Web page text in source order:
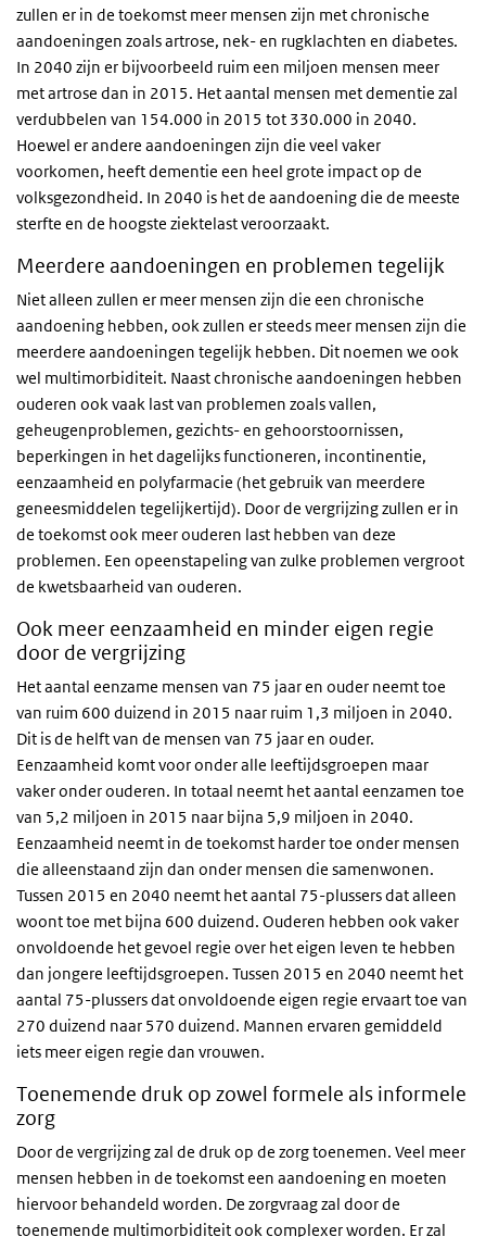
zullen er in de toekomst meer mensen zijn met chronische
aandoeningen zoals artrose, nek- en rugklachten en diabetes.
In 2040 zijn er bijvoorbeeld ruim een miljoen mensen meer
met artrose dan in 2015. Het aantal mensen met dementie zal
verdubbelen van 154.000 in 2015 tot 330.000 in 2040.
Hoewel er andere aandoeningen zijn die veel vaker
voorkomen, heeft dementie een heel grote impact op de
volksgezondheid. In 2040 is het de aandoening die de meeste
sterfte en de hoogste ziektelast veroorzaakt.
Meerdere aandoeningen en problemen tegelijk
Niet alleen zullen er meer mensen zijn die een chronische
aandoening hebben, ook zullen er steeds meer mensen zijn die
meerdere aandoeningen tegelijk hebben. Dit noemen we ook
wel multimorbiditeit. Naast chronische aandoeningen hebben
ouderen ook vaak last van problemen zoals vallen,
geheugenproblemen, gezichts- en gehoorstoornissen,
beperkingen in het dagelijks functioneren, incontinentie,
eenzaamheid en polyfarmacie (het gebruik van meerdere
geneesmiddelen tegelijkertijd). Door de vergrijzing zullen er in
de toekomst ook meer ouderen last hebben van deze
problemen. Een opeenstapeling van zulke problemen vergroot
de kwetsbaarheid van ouderen.
Ook meer eenzaamheid en minder eigen regie
door de vergrijzing
Het aantal eenzame mensen van 75 jaar en ouder neemt toe
van ruim 600 duizend in 2015 naar ruim 1,3 miljoen in 2040.
Dit is de helft van de mensen van 75 jaar en ouder.
Eenzaamheid komt voor onder alle leeftijdsgroepen maar
vaker onder ouderen. In totaal neemt het aantal eenzamen toe
van 5,2 miljoen in 2015 naar bijna 5,9 miljoen in 2040.
Eenzaamheid neemt in de toekomst harder toe onder mensen
die alleenstaand zijn dan onder mensen die samenwonen.
Tussen 2015 en 2040 neemt het aantal 75-plussers dat alleen
woont toe met bijna 600 duizend. Ouderen hebben ook vaker
onvoldoende het gevoel regie over het eigen leven te hebben
dan jongere leeftijdsgroepen. Tussen 2015 en 2040 neemt het
aantal 75-plussers dat onvoldoende eigen regie ervaart toe van
270 duizend naar 570 duizend. Mannen ervaren gemiddeld
iets meer eigen regie dan vrouwen.
Toenemende druk op zowel formele als informele
zorg
Door de vergrijzing zal de druk op de zorg toenemen. Veel meer
mensen hebben in de toekomst een aandoening en moeten
hiervoor behandeld worden. De zorgvraag zal door de
toenemende multimorbiditeit ook complexer worden. Er zal